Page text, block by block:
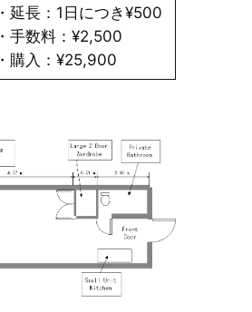
・延長：1日につき¥500
・手数料：¥2,500
・購入：¥25,900